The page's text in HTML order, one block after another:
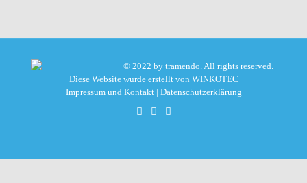
© 2022 by tramendo. All rights reserved.
Diese Website wurde erstellt von WINKOTEC
Impressum und Kontakt| Datenschutzerklärung